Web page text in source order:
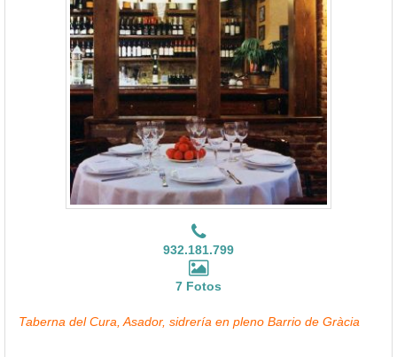
932.181.799
7 Fotos
Taberna del Cura, Asador, sidrería en pleno Barrio de Gràcia